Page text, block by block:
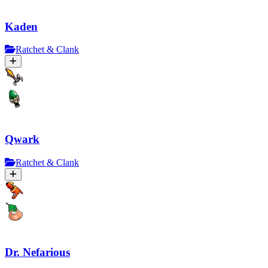
Kaden
Ratchet & Clank
Qwark
Ratchet & Clank
Dr. Nefarious